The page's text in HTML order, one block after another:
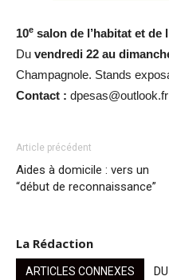
10e salon de l’habitat et de
Du vendredi 22 au
Champagnole. Stands
Contact :
Article précédent
Aides à domicile : vers un
“début de reconnaissance”
La Rédaction
ARTICLES CONNEXES